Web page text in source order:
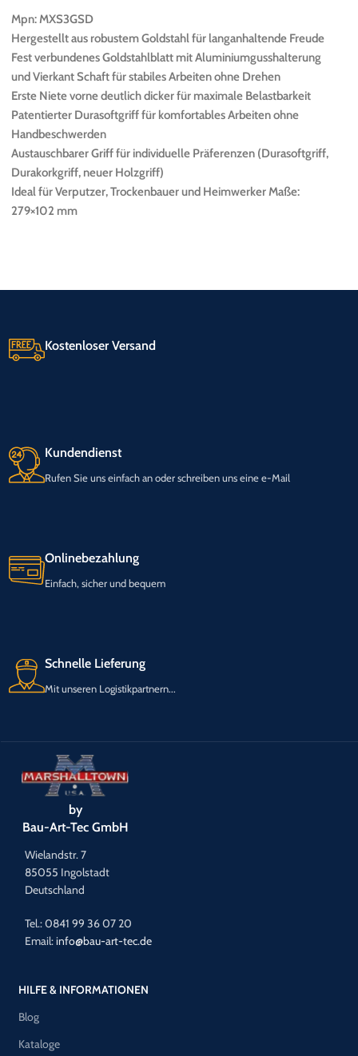
Mpn: MXS3GSD
Hergestellt aus robustem Goldstahl für langanhaltende Freude
Fest verbundenes Goldstahlblatt mit Aluminiumgusshalterung
und Vierkant Schaft für stabiles Arbeiten ohne Drehen
Erste Niete vorne deutlich dicker für maximale Belastbarkeit
Patentierter Durasoftgriff für komfortables Arbeiten ohne
Handbeschwerden
Austauschbarer Griff für individuelle Präferenzen (Durasoftgriff,
Durakorkgriff, neuer Holzgriff)
Ideal für Verputzer, Trockenbauer und Heimwerker Maße:
279×102 mm
Kostenloser Versand
Kundendienst
Rufen Sie uns einfach an oder schreiben uns eine e-Mail
Onlinebezahlung
Einfach, sicher und bequem
Schnelle Lieferung
Mit unseren Logistikpartnern...
by
Bau-Art-Tec GmbH
Wielandstr. 7
85055 Ingolstadt
Deutschland
Tel.: 0841 99 36 07 20
Email:info@bau-art-tec.de
HILFE & INFORMATIONEN
Blog
Kataloge